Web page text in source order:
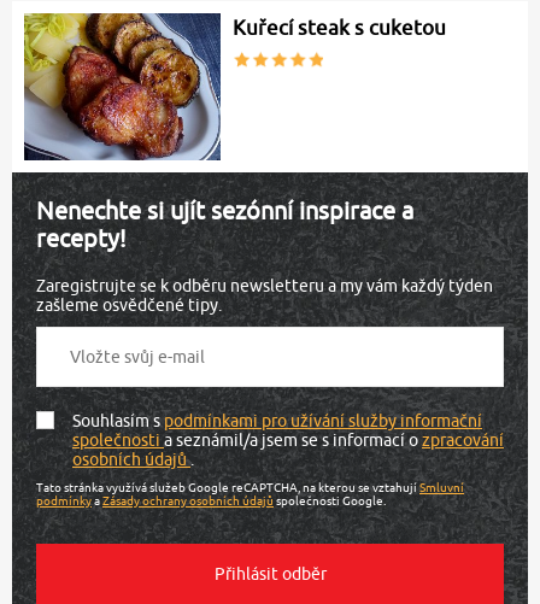
Kuřecí steak s cuketou
Nenechte si ujít sezónní inspirace a
recepty!
Zaregistrujte se k odběru newsletteru a my vám každý týden
zašleme osvědčené tipy.
Souhlasím spodmínkami pro užívání služby informační
společnostia seznámil/a jsem se s informací ozpracování
osobních údajů.
Tato stránka využívá služeb Google reCAPTCHA, na kterou se vztahujíSmluvní
podmínkyaZásady ochrany osobních údajů společnosti Google.